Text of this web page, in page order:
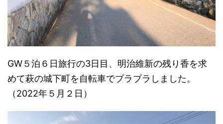
GW５泊６日旅行の3日目、明治維新の残り香を求
めて萩の城下町を自転車でブラブラしました。
（2022年５月２日）